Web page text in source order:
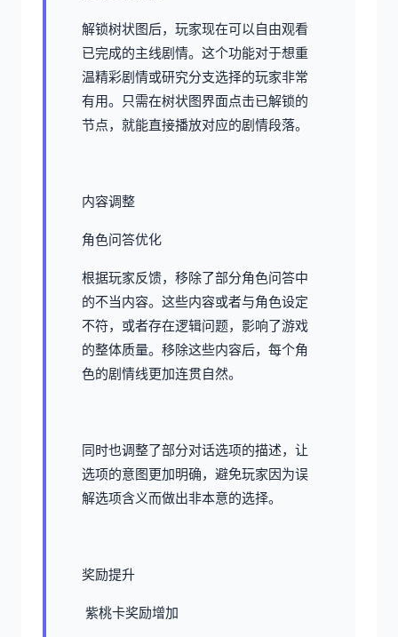
解锁树状图后，玩家现在可以自由观看
已完成的主线剧情。这个功能对于想重
温精彩剧情或研究分支选择的玩家非常
有用。只需在树状图界面点击已解锁的
节点，就能直接播放对应的剧情段落。
内容调整
角色问答优化
根据玩家反馈，移除了部分角色问答中
的不当内容。这些内容或者与角色设定
不符，或者存在逻辑问题，影响了游戏
的整体质量。移除这些内容后，每个角
色的剧情线更加连贯自然。
同时也调整了部分对话选项的描述，让
选项的意图更加明确，避免玩家因为误
解选项含义而做出非本意的选择。
奖励提升
紫桃卡奖励增加